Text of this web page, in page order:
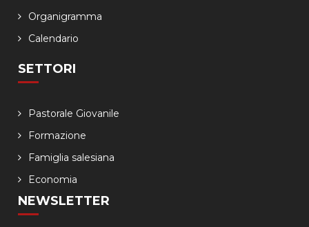
Organigramma
Calendario
SETTORI
Pastorale Giovanile
Formazione
Famiglia salesiana
Economia
NEWSLETTER